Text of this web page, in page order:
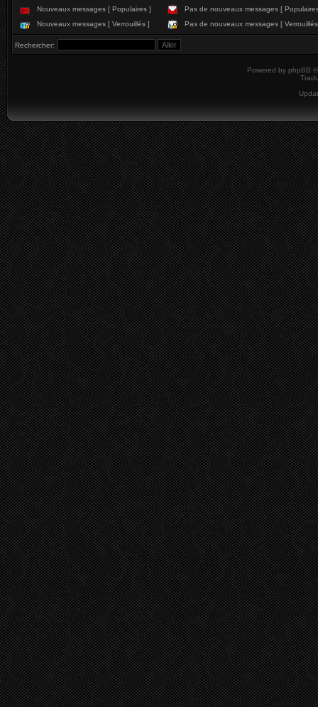
Nouveaux messages [ Populaires ]
Pas de nouveaux messages [
Nouveaux messages [ Verrouillés ]
Pas de nouveaux messages [
Rechercher:
Powered by phpBB